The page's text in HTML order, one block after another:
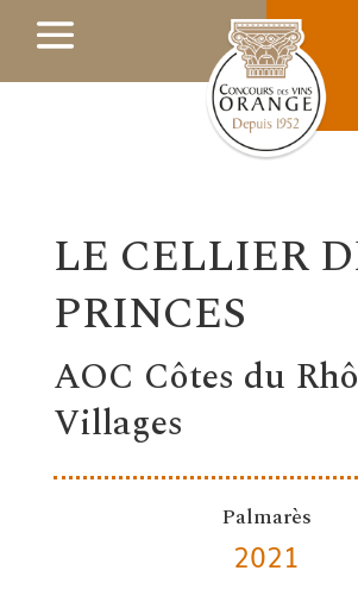
LE CELLIER
PRINCES
AOC Côtes du
Villages
Palmarès
2021